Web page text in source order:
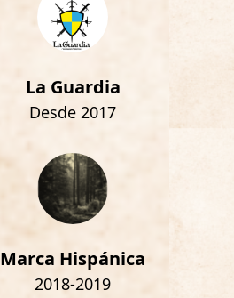
La Guardia
Desde 2017
Marca Hispánica
2018-2019